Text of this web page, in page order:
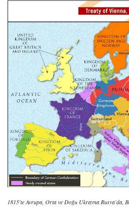
1815'te Avrupa, Orta ve Doğu Ukrayna Rusya'da,